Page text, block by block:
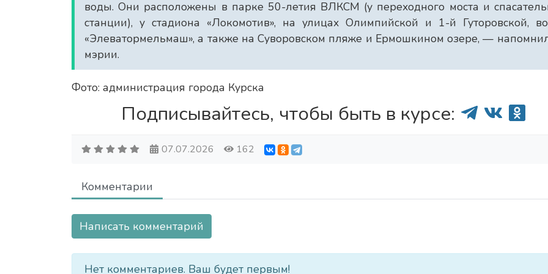
воды. Они расположены в парке 50-летия ВЛКСМ (у переходного моста и
станции), у стадиона «Локомотив», на улицах Олимпийской и 1-й Гуторовской,
«Элеватормельмаш», а также на Суворовском пляже и Ермошкином озере, —
мэрии.
Фото: администрация города Курска
Подписывайтесь, чтобы быть в курсе:
07.07.2026 162
Комментарии
Написать комментарий
Нет комментариев. Ваш будет первым!